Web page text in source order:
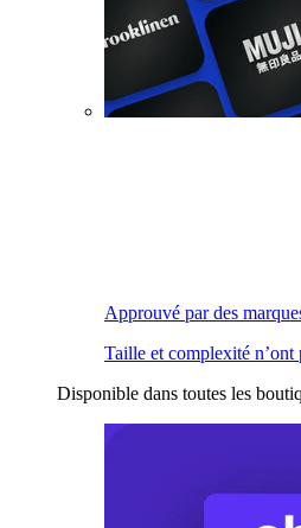
Approuvé par des
Taille et complexité n’ont
Disponible dans toutes les